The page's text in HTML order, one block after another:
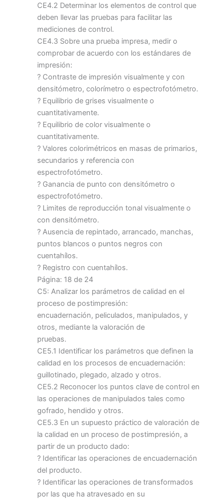
CE4.2 Determinar los elementos de control que
deben llevar las pruebas para facilitar las
mediciones de control.
CE4.3 Sobre una prueba impresa, medir o
comprobar de acuerdo con los estándares de
impresión:
? Contraste de impresión visualmente y con
densitómetro, colorímetro o espectrofotómetro.
? Equilibrio de grises visualmente o
cuantitativamente.
? Equilibrio de color visualmente o
cuantitativamente.
? Valores colorimétricos en masas de primarios,
secundarios y referencia con
espectrofotómetro.
? Ganancia de punto con densitómetro o
espectrofotómetro.
? Limites de reproducción tonal visualmente o
con densitómetro.
? Ausencia de repintado, arrancado, manchas,
puntos blancos o puntos negros con
cuentahílos.
? Registro con cuentahílos.
Página: 18 de 24
C5: Analizar los parámetros de calidad en el
proceso de postimpresión:
encuadernación, peliculados, manipulados, y
otros, mediante la valoración de
pruebas.
CE5.1 Identificar los parámetros que definen la
calidad en los procesos de encuadernación:
guillotinado, plegado, alzado y otros.
CE5.2 Reconocer los puntos clave de control en
las operaciones de manipulados tales como
gofrado, hendido y otros.
CE5.3 En un supuesto práctico de valoración de
la calidad en un proceso de postimpresión, a
partir de un producto dado:
? Identificar las operaciones de encuadernación
del producto.
? Identificar las operaciones de transformados
por las que ha atravesado en su